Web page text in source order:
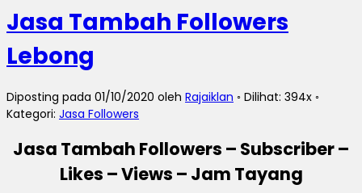
Jasa Tambah Followers
Lebong
Diposting pada 01/10/2020 oleh Rajaiklan ◦ Dilihat: 394x ◦
Kategori: Jasa Followers
Jasa Tambah Followers – Subscriber –
Likes – Views – Jam Tayang